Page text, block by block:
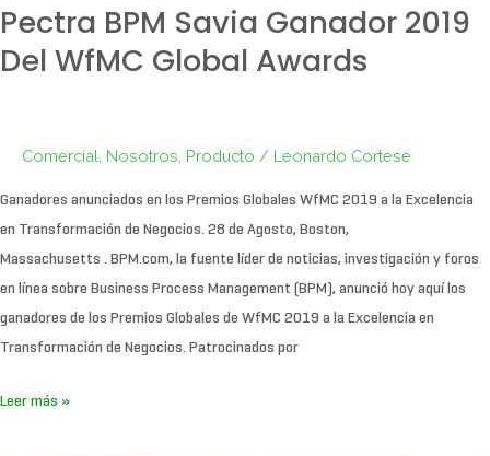
Pectra BPM Savia Ganador 2019
Del WfMC Global Awards
Comercial Nosotros Producto / Leonardo Cortese
Ganadores anunciados en los Premios Globales WfMC 2019 a la Excelencia
en Transformación de Negocios. 28 de Agosto, Boston,
Massachusetts . BPM.com, la fuente líder de noticias, investigación y foros
en línea sobre Business Process Management (BPM), anunció hoy aquí los
ganadores de los Premios Globales de WfMC 2019 a la Excelencia en
Transformación de Negocios. Patrocinados por
Global
Awards
Leer más »